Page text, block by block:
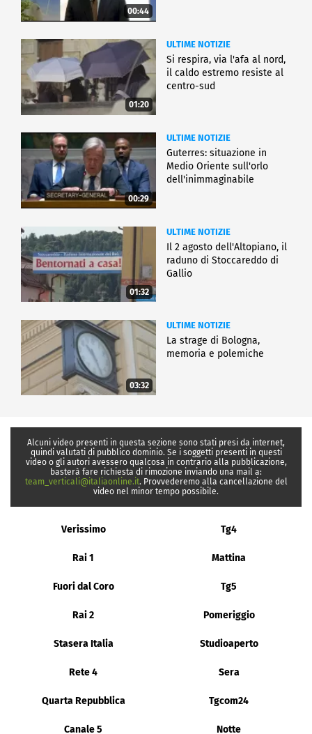
00:44
01:20
ULTIME NOTIZIE
Si respira, via l'afa al nord,
il caldo estremo resiste al
centro-sud
00:29
ULTIME NOTIZIE
Guterres: situazione in
Medio Oriente sull'orlo
dell'inimmaginabile
01:32
ULTIME NOTIZIE
Il 2 agosto dell'Altopiano, il
raduno di Stoccareddo di
Gallio
03:32
ULTIME NOTIZIE
La strage di Bologna,
memoria e polemiche
Alcuni video presenti in questa sezione sono stati presi da internet,
quindi valutati di pubblico dominio. Se i soggetti presenti in questi
video o gli autori avessero qualcosa in contrario alla pubblicazione,
basterà fare richiesta di rimozione inviando una mail a:
team_verticali@italiaonline.it. Provvederemo alla cancellazione del
video nel minor tempo possibile.
Verissimo Tg4
Rai 1 Mattina
Fuori dal Coro Tg5
Rai 2 Pomeriggio
Stasera Italia Studioaperto
Rete 4 Sera
Quarta Repubblica Tgcom24
Canale 5 Notte